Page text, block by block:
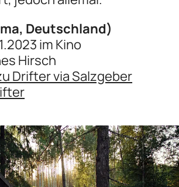
Deutschland)
im Kino
Hirsch
Drifter via Salzgeber